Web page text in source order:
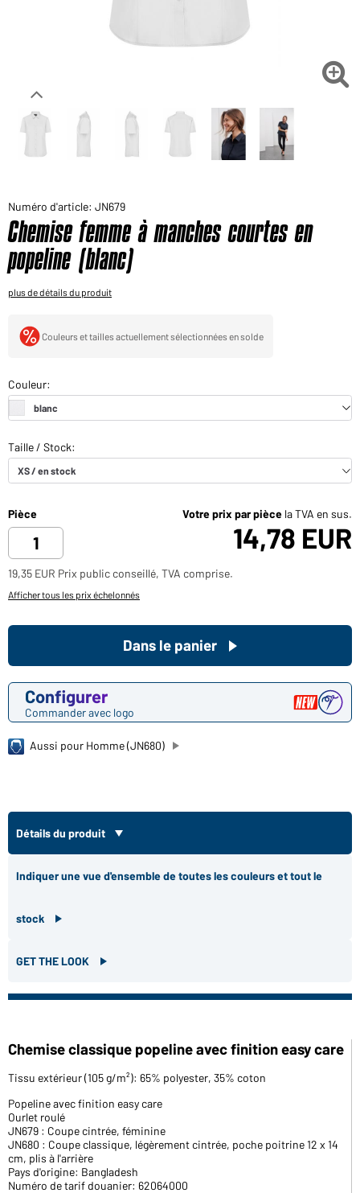
Voudriez-vous acheter des produits pour votre besoin

Numéro d'article: JN679
Chemise femme à manches courtes en
popeline (blanc)
plus de détails du produit
Couleurs et tailles actuellement sélectionnées en solde
Pièce Votre prix par pièce la TVA en sus.
14,78 EUR
19,35 EUR Prix public conseillé, TVA comprise.
Afficher tous les prix échelonnés
Configurer
Commander avec logo
Dans le panier
Aussi pour Homme (JN680)
Détails du produit
Indiquer une vue d'ensemble de toutes les couleurs et tout le
stock
GET THE LOOK
Chemise classique popeline avec finition easy care
Tissu extérieur (105 g/m²): 65% polyester, 35% coton
Popeline avec finition easy care
Ourlet roulé
JN679 : Coupe cintrée, féminine
JN680 : Coupe classique, légèrement cintrée, poche poitrine 12 x 14
cm, plis à l'arrière
Pays d'origine: Bangladesh
Numéro de tarif douanier: 62064000